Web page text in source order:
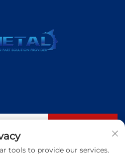
tools to provide our services.